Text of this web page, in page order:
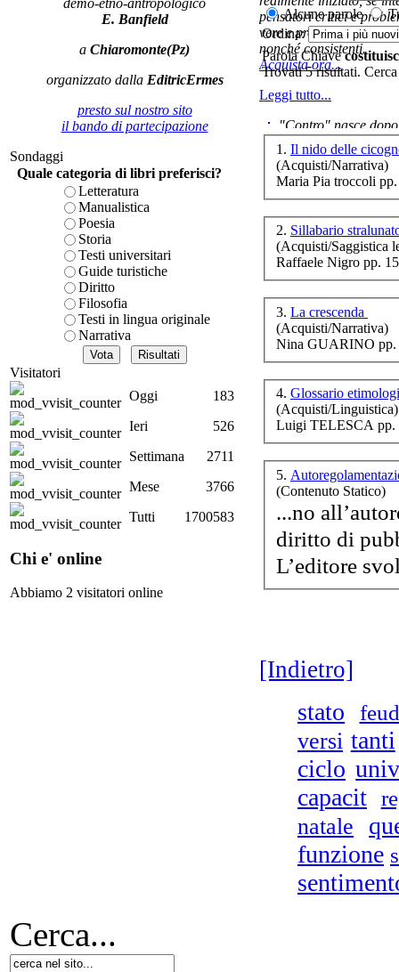
demo-etno-antropologico
E. Banfield
a Chiaromonte(Pz)
organizzato dalla EditricErmes
presto sul nostro sito
il bando di partecipazione
Sondaggi
Quale categoria di libri preferisci?
Letteratura
Manualistica
Poesia
Storia
Testi universitari
Guide turistiche
Diritto
Filosofia
Testi in lingua originale
Narrativa
Visitatori
Oggi
183
Ieri
526
Settimana
2711
Mese
3766
Tutti
1700583
Chi e' online
Abbiamo 2 visitatori online
pensatori critici e
vere e proprie correnti
nonché consistenti.
Acquista ora...
Leggi tutto...
"Contro" nasce
cominciato con la
ripensaremarx. i saggi
questa collaborazione
è teorica, sempre però
presente fase.
Acquista ora...
A feed could not be
http://www.lastampa.it/
Alcune parole
Ordina:
Parola Chiave
Trovati 5 risultati.
1. Il nido delle
(Acquisti/Narrativa)
Maria Pia troccoli
2. Sillabario
(Acquisti/Saggistica
Raffaele Nigro pp.
3. La crescenda
(Acquisti/Narrativa)
Nina GUARINO pp.
4. Glossario
(Acquisti/Linguistica)
Luigi TELESCA pp.
5.
(Contenuto Statico)
...no
diritto di
L’editore
[Indietro]
stato
versi tanti
ciclo
capacit
natale
funzione
Cerca...